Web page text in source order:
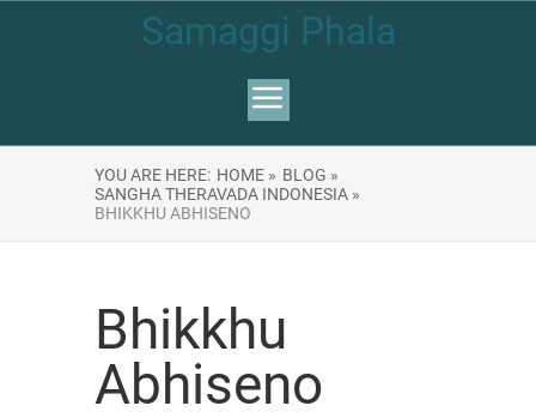
Samaggi Phala
YOU ARE HERE: HOME » BLOG »
SANGHA THERAVADA INDONESIA »
BHIKKHU ABHISENO
Bhikkhu
Abhiseno